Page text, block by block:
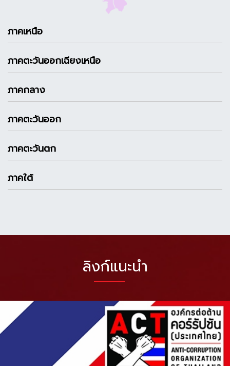
ภาคเหนือ
ภาคตะวันออกเฉียงเหนือ
ภาคกลาง
ภาคตะวันออก
ภาคตะวันตก
ภาคใต้
ลิงก์แนะนำ